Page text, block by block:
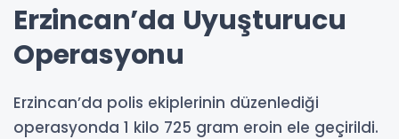
Erzincan’da Uyuşturucu
Operasyonu
Erzincan’da polis ekiplerinin düzenlediği
operasyonda 1 kilo 725 gram eroin ele geçirildi.